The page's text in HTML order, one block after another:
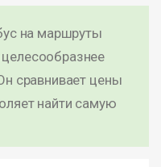
на маршруты
сравнивает цены
найти самую